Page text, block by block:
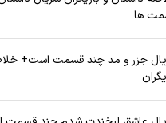
ها
جزر و مد چند قسمت است+